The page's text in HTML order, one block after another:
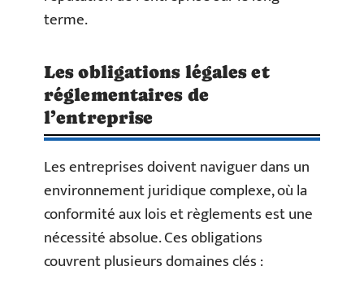
terme.
Les obligations légales et
réglementaires de
l’entreprise
Les entreprises doivent naviguer dans un
environnement juridique complexe, où la
conformité aux lois et règlements est une
nécessité absolue. Ces obligations
couvrent plusieurs domaines clés :